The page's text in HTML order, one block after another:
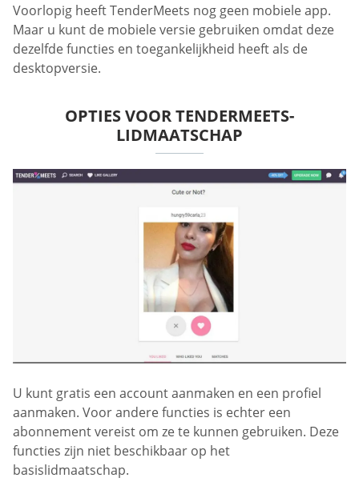
Voorlopig heeft TenderMeets nog geen mobiele app.
Maar u kunt de mobiele versie gebruiken omdat deze
dezelfde functies en toegankelijkheid heeft als de
desktopversie.
OPTIES VOOR TENDERMEETS-
LIDMAATSCHAP
U kunt gratis een account aanmaken en een profiel
aanmaken. Voor andere functies is echter een
abonnement vereist om ze te kunnen gebruiken. Deze
functies zijn niet beschikbaar op het
basislidmaatschap.